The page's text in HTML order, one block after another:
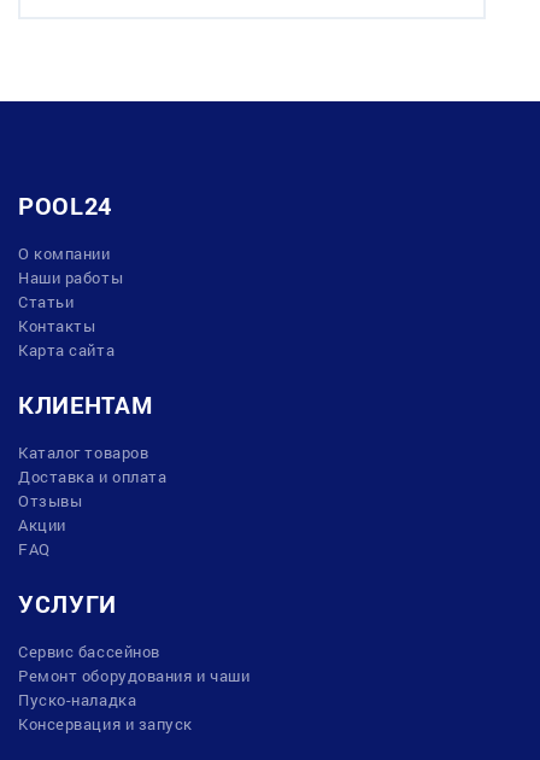
POOL24
О компании
Наши работы
Статьи
Контакты
Карта сайта
КЛИЕНТАМ
Каталог товаров
Доставка и оплата
Отзывы
Акции
FAQ
УСЛУГИ
Сервис бассейнов
Ремонт оборудования и чаши
Пуско-наладка
Консервация и запуск